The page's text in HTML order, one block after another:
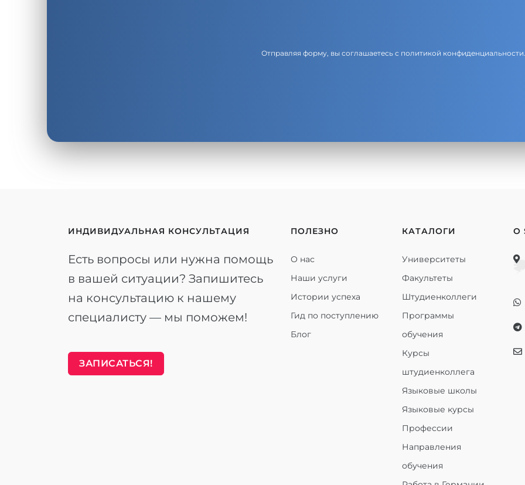
Отправляя форму, вы соглашаетесь с политикой конфиденциальности
ИНДИВИДУАЛЬНАЯ КОНСУЛЬТАЦИЯ
Есть вопросы или нужна помощь
в вашей ситуации? Запишитесь
на консультацию к нашему
специалисту — мы поможем!
ЗАПИСАТЬСЯ!
ПОЛЕЗНО
О нас
Наши услуги
Истории успеха
Гид по поступлению
Блог
КАТАЛОГИ
Университеты
Факультеты
Штудиенколлеги
Программы
обучения
Курсы
штудиенколлега
Языковые школы
Языковые курсы
Профессии
Направления
обучения
О